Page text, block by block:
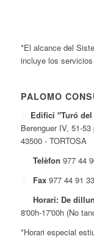
*El alcance del
incluye los
PALOMO
Edifici "Turó
Berenguer IV, 51-53
43500 - TORTOSA
Telèfon 977 44
Fax 977 44 91 33
Horari: De
8'00h-17'00h (No
*Horari especial